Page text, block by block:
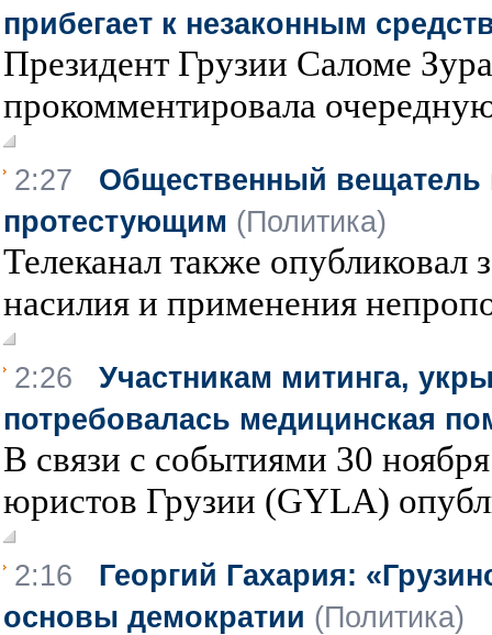
прибегает к незаконным
Президент Грузии Саломе
прокомментировала
2:27 Общественный вещатель
протестующим (Политика)
Телеканал также опубликовал
насилия и применения
2:26 Участникам митинга,
потребовалась медицинская
В связи с событиями 30
юристов Грузии (GYLA)
2:16 Георгий Гахария:
основы демократии (Политика)